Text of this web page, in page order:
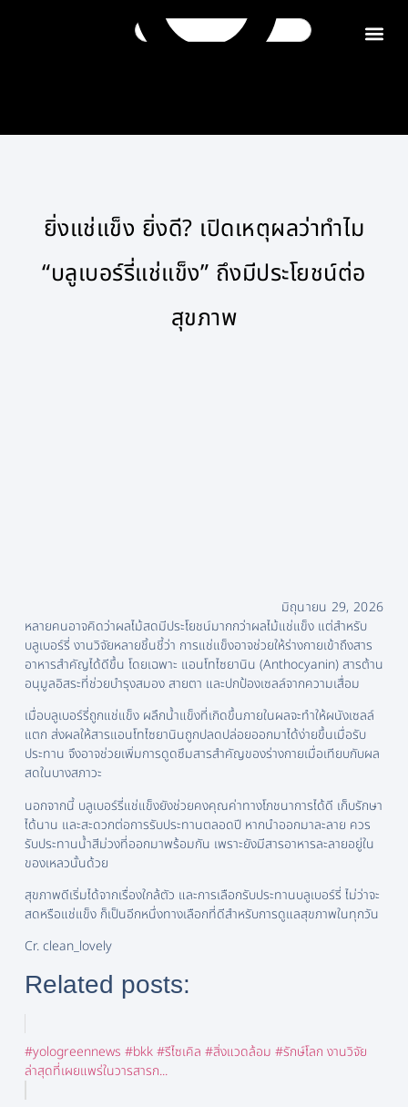
ยิ่งแช่แข็ง ยิ่งดี? เปิดเหตุผลว่าทำไม
“บลูเบอร์รี่แช่แข็ง” ถึงมีประโยชน์ต่อ
สุขภาพ
มิถุนายน 29, 2026
หลายคนอาจคิดว่าผลไม้สดมีประโยชน์มากกว่าผลไม้แช่แข็ง แต่สำหรับ
บลูเบอร์รี่ งานวิจัยหลายชิ้นชี้ว่า การแช่แข็งอาจช่วยให้ร่างกายเข้าถึงสาร
อาหารสำคัญได้ดีขึ้น โดยเฉพาะ แอนโทไซยานิน (Anthocyanin) สารต้าน
อนุมูลอิสระที่ช่วยบำรุงสมอง สายตา และปกป้องเซลล์จากความเสื่อม
เมื่อบลูเบอร์รี่ถูกแช่แข็ง ผลึกน้ำแข็งที่เกิดขึ้นภายในผลจะทำให้ผนังเซลล์
แตก ส่งผลให้สารแอนโทไซยานินถูกปลดปล่อยออกมาได้ง่ายขึ้นเมื่อรับ
ประทาน จึงอาจช่วยเพิ่มการดูดซึมสารสำคัญของร่างกายเมื่อเทียบกับผล
สดในบางสภาวะ
นอกจากนี้ บลูเบอร์รี่แช่แข็งยังช่วยคงคุณค่าทางโภชนาการได้ดี เก็บรักษา
ได้นาน และสะดวกต่อการรับประทานตลอดปี หากนำออกมาละลาย ควร
รับประทานน้ำสีม่วงที่ออกมาพร้อมกัน เพราะยังมีสารอาหารละลายอยู่ใน
ของเหลวนั้นด้วย
สุขภาพดีเริ่มได้จากเรื่องใกล้ตัว และการเลือกรับประทานบลูเบอร์รี่ ไม่ว่าจะ
สดหรือแช่แข็ง ก็เป็นอีกหนึ่งทางเลือกที่ดีสำหรับการดูแลสุขภาพในทุกวัน
Cr. clean_lovely
Related posts:
#yologreennews #bkk #รีไซเคิล #สิ่งแวดล้อม #รักษ์โลก งานวิจัย
ล่าสุดที่เผยแพร่ในวารสารก...